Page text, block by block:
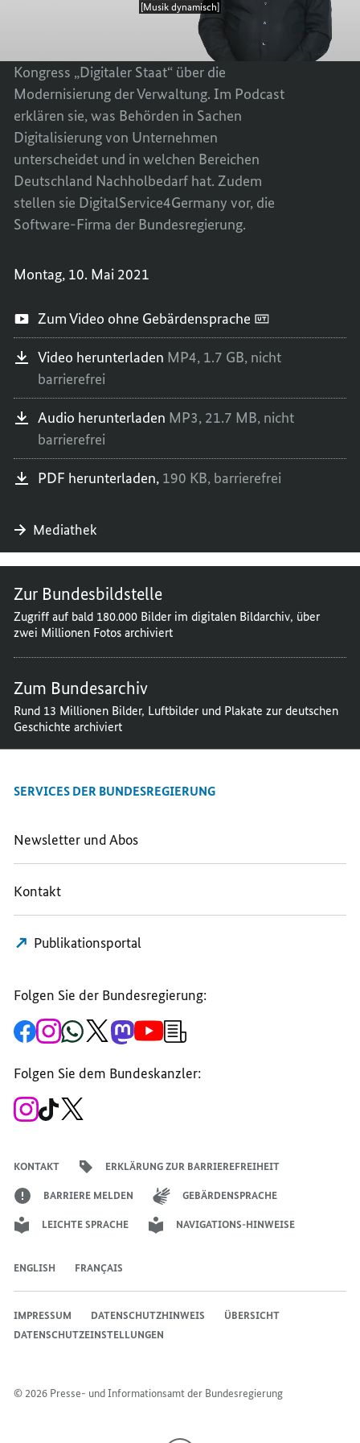
Stephanie Kaiser und Ijad
Madisch, Mitglieder des Digitalrats der
Bundesregierung, sprachen beim
-
Kongress „Digitaler Staat“ über die
Modernisierung der Verwaltung. Im Podcast
erklären sie, was Behörden in Sachen
Digitalisierung von Unternehmen
unterscheidet und in welchen Bereichen
Deutschland Nachholbedarf hat. Zudem
stellen sie DigitalService4Germany vor, die
Software-Firma der Bundesregierung.
Montag, 10. Mai 2021
ST D
AS M
ST D
AS M
Zum Video ohne Gebärdensprache
Video herunterladen MP4, 1.7 GB, nicht
barrierefrei
Audio herunterladen MP3, 21.7 MB, nicht
barrierefrei
PDF herunterladen, 190 KB, barrierefrei
Mediathek
Zur Bundesbildstelle
Zugriff auf bald 180.000 Bilder im digitalen Bildarchiv, über
zwei Millionen Fotos archiviert
Zum Bundesarchiv
Rund 13 Millionen Bilder, Luftbilder und Plakate zur deutschen
Geschichte archiviert
SERVICES DER BUNDESREGIERUNG
Newsletter und Abos
Kontakt
Publikationsportal
Folgen Sie der Bundesregierung:
Zur
Facebook-
Bundesregierung
Zum
Instagram-
Bundesregierung
Zum
WhatsApp-
Bundesregierung
Zum
X-
Regierungssprechers
Zum
Mastodon-
Bundesregierung
Zum
YouTube-
Bundesregierung
Anmeldung
Folgen Sie dem Bundeskanzler:
Zum
Instagram-
Zum
TikTok-
KONTAKT ERKLÄRUNG ZUR BARRIEREFREIHEIT
BARRIERE MELDEN GEBÄRDENSPRACHE
LEICHTE SPRACHE NAVIGATIONS-HINWEISE
ENGLISH FRANÇAIS
© 2026 Presse- und Informationsamt der Bundesregierung
IMPRESSUM DATENSCHUTZHINWEIS
ÜBERSICHT
DATENSCHUTZEINSTELLUNGEN